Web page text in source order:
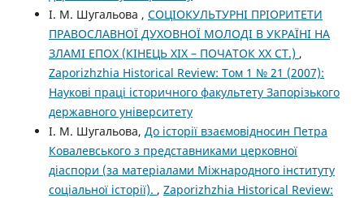
І. М. Шугальова , СОЦІОКУЛЬТУРНІ ПРІОРИТЕТИ
ПРАВОСЛАВНОЇ ДУХОВНОЇ МОЛОДІ В УКРАЇНІ НА
ЗЛАМІ ЕПОХ (КІНЕЦЬ ХІХ – ПОЧАТОК ХХ СТ.) ,
Zaporizhzhia Historical Review: Том 1 № 21 (2007):
Наукові праці історичного факультету Запорізького
державного університету
І. М. Шугальова, До історії взаємовідносин Петра
Ковалевського з представниками церковної
діаспори (за матеріалами Міжнародного інституту
соціальної історії). , Zaporizhzhia Historical Review: